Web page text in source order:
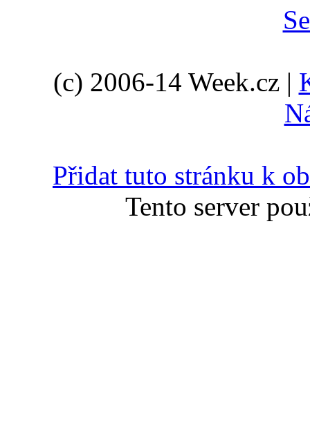
(c) 2006-14 Week.cz |
Přidat tuto stránku k
Tento server